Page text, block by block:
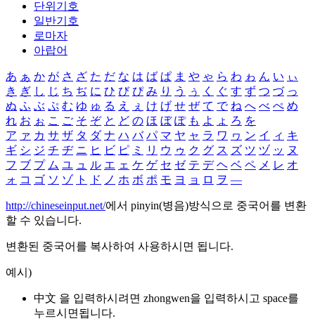
단위기호
일반기호
로마자
아랍어
あ ぁ か が さ ざ た だ な は ば ぱ ま や ゃ ら わ ゎ ん い ぃ
き ぎ し じ ち ぢ に ひ び ぴ み り う ぅ く ぐ す ず つ づ っ
ぬ ふ ぶ ぷ む ゆ ゅ る え ぇ け げ せ ぜ て で ね へ べ ぺ め
れ お ぉ こ ご そ ぞ と ど の ほ ぼ ぽ も よ ょ ろ を
ア ァ カ サ ザ タ ダ ナ ハ バ パ マ ヤ ャ ラ ワ ヮ ン イ ィ キ
ギ シ ジ チ ヂ ニ ヒ ビ ピ ミ リ ウ ゥ ク グ ス ズ ツ ヅ ッ ヌ
フ ブ プ ム ユ ュ ル エ ェ ケ ゲ セ ゼ テ デ ヘ ベ ペ メ レ オ
ォ コ ゴ ソ ゾ ト ド ノ ホ ボ ポ モ ヨ ョ ロ ヲ ―
http://chineseinput.net/에서 pinyin(병음)방식으로 중국어를 변환
할 수 있습니다.
변환된 중국어를 복사하여 사용하시면 됩니다.
예시)
中文 을 입력하시려면 zhongwen을 입력하시고 space를
누르시면됩니다.